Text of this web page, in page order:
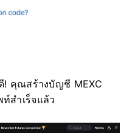
! คุณสร้างบัญชี MEXC
สำเร็จแล้ว